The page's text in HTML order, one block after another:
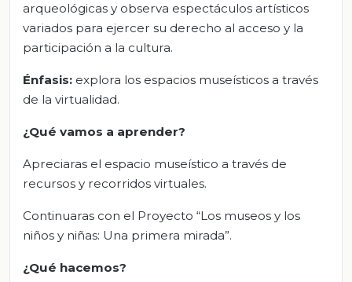
arqueológicas y observa espectáculos artísticos
variados para ejercer su derecho al acceso y la
participación a la cultura.
Énfasis: explora los espacios museísticos a través
de la virtualidad.
¿Qué vamos a aprender?
Apreciaras el espacio museístico a través de
recursos y recorridos virtuales.
Continuaras con el Proyecto “Los museos y los
niños y niñas: Una primera mirada”.
¿Qué hacemos?